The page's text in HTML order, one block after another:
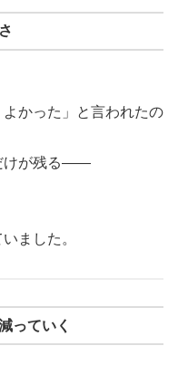
かった」と言われたの
けが残る——
ました。
っていく